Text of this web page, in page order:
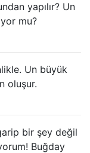
yapılır? Un
mu?
Un büyük
oluşur.
bir şey değil
Buğday